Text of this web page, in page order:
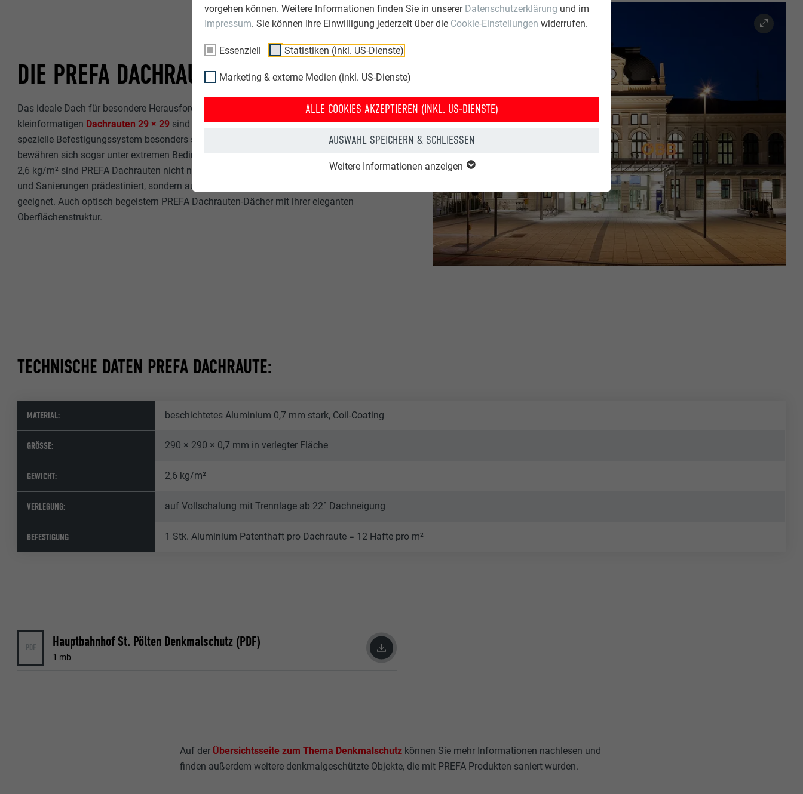
vorgehen können. Weitere Informationen finden Sie in unserer Datenschutzerklärung und im
Impressum. Sie können Ihre Einwilligung jederzeit über die Cookie-Einstellungen widerrufen.
Essenziell Statistiken (inkl. US-Dienste)
Marketing & externe Medien (inkl. US-Dienste)
ALLE COOKIES AKZEPTIEREN (INKL. US-DIENSTE)
AUSWAHL SPEICHERN & SCHLIESSEN
Weitere Informationen anzeigen
DIE PREFA DACHRAUTE
Das ideale Dach für besondere Herausforderungen: Die extrem robusten,
kleinformatigen Dachrauten 29 × 29 sind durch die Falz-in-Falz-Technik und das
spezielle Befestigungssystem besonders sturmsicher und witterungsbeständig und
bewähren sich sogar unter extremen Bedingungen. Mit ihrem geringen Gewicht von
2,6 kg/m² sind PREFA Dachrauten nicht nur für den Einsatz bei Neueindeckungen
und Sanierungen prädestiniert, sondern auch optimal für intakte alte Dachstühle
geeignet. Auch optisch begeistern PREFA Dachrauten-Dächer mit ihrer eleganten
Oberflächenstruktur.
TECHNISCHE DATEN PREFA DACHRAUTE:
MATERIAL: beschichtetes Aluminium 0,7 mm stark, Coil-Coating
GRÖSSE: 290 × 290 × 0,7 mm in verlegter Fläche
GEWICHT: 2,6 kg/m²
VERLEGUNG: auf Vollschalung mit Trennlage ab 22° Dachneigung
BEFESTIGUNG 1 Stk. Aluminium Patenthaft pro Dachraute = 12 Hafte pro m²
PDF Hauptbahnhof St. Pölten Denkmalschutz (PDF)
1 mb
Auf der Übersichtsseite zum Thema Denkmalschutz können Sie mehr Informationen nachlesen und
finden außerdem weitere denkmalgeschützte Objekte, die mit PREFA Produkten saniert wurden.